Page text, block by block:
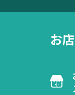
お